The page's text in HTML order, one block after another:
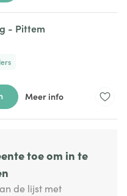
- Pittem
Meer info
toe om in te
de lijst met
3